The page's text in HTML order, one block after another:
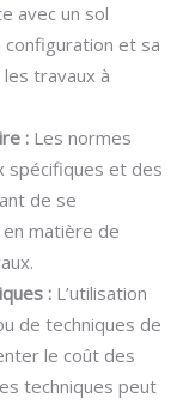
avec un sol
configuration et sa
travaux à
: Les normes
spécifiques et des
de se
matière de
: L’utilisation
de techniques de
le coût des
techniques peut